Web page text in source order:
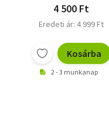
4 500 Ft
Eredeti ár: 4 999 Ft
Kosárba
2 - 3 munkanap